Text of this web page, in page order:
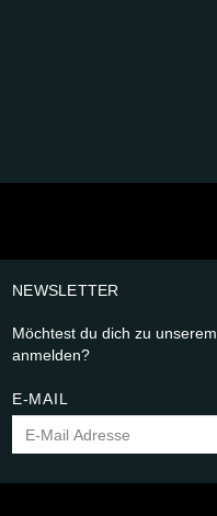
NEWSLETTER
Möchtest du dich zu unserem
anmelden?
E-MAIL